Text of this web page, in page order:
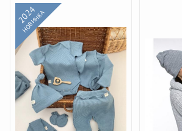
2024
НОВИНКА